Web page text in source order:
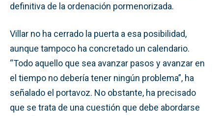
definitiva de la ordenación pormenorizada.
Villar no ha cerrado la puerta a esa posibilidad,
aunque tampoco ha concretado un calendario.
“Todo aquello que sea avanzar pasos y avanzar en
el tiempo no debería tener ningún problema”, ha
señalado el portavoz. No obstante, ha precisado
que se trata de una cuestión que debe abordarse